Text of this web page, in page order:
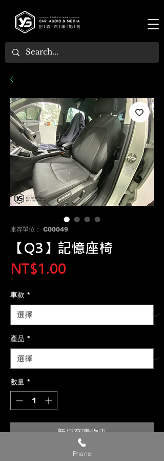
庫存單位： C00049
【Q3】記憶座椅
NT$1.00
車款 *
產品 *
數量 *
新增至購物車
Phone